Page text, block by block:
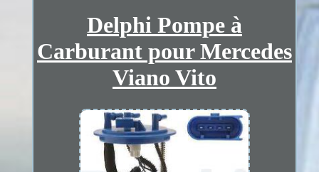
Delphi Pompe à
Carburant pour Mercedes
Viano Vito